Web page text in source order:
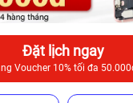
Đặt lịch ngay
Voucher 10% tối đa